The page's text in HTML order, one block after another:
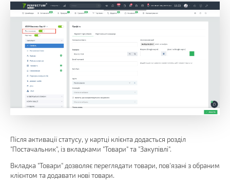
Після активації статусу, у картці клієнта додасться розділ
"Постачальник", із вкладками "Товари" та "Закупівлі".
Вкладка "Товари" дозволяє переглядати товари, пов'язані з обраним
клієнтом та додавати нові товари.